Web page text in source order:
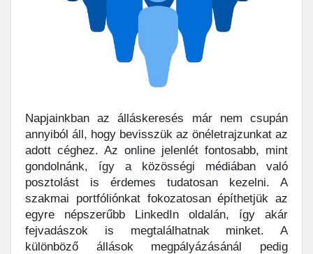
Napjainkban az álláskeresés már nem csupán
annyiból áll, hogy bevisszük az önéletrajzunkat az
adott céghez. Az online jelenlét fontosabb, mint
gondolnánk, így a közösségi médiában való
posztolást is érdemes tudatosan kezelni. A
szakmai portfóliónkat fokozatosan építhetjük az
egyre népszerűbb LinkedIn oldalán, így akár
fejvadászok is megtalálhatnak minket. A
különböző állások megpályázásánál pedig